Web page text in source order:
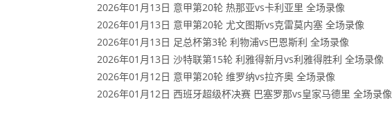
2026年01月13日 意甲第20轮 热那亚vs卡利亚里 全场录像
2026年01月13日 意甲第20轮 尤文图斯vs克雷莫内塞 全场录像
2026年01月13日 足总杯第3轮 利物浦vs巴恩斯利 全场录像
2026年01月13日 沙特联第15轮 利雅得新月vs利雅得胜利 全场录像
2026年01月12日 意甲第20轮 维罗纳vs拉齐奥 全场录像
2026年01月12日 西班牙超级杯决赛 巴塞罗那vs皇家马德里 全场录像